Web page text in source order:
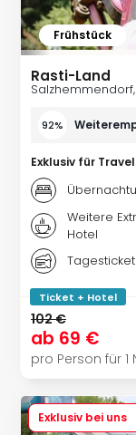
Frühstück
Rasti-Land
92%
Exklusiv für
Weitere
Hotel
Ticket + Hotel
102 €
ab 69 €
pro Person für 1
Exklusiv bei uns